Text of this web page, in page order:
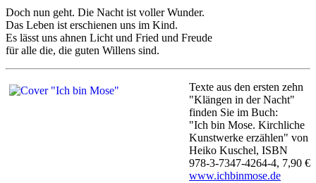
Doch nun geht. Die Nacht ist voller Wunder.
Das Leben ist erschienen uns im Kind.
Es lässt uns ahnen Licht und Fried und Freude
für alle die, die guten Willens sind.
Texte aus den ersten zehn
"Klängen in der Nacht"
finden Sie im Buch:
"Ich bin Mose. Kirchliche
Kunstwerke erzählen" von
Heiko Kuschel, ISBN
978-3-7347-4264-4, 7,90 €
www.ichbinmose.de